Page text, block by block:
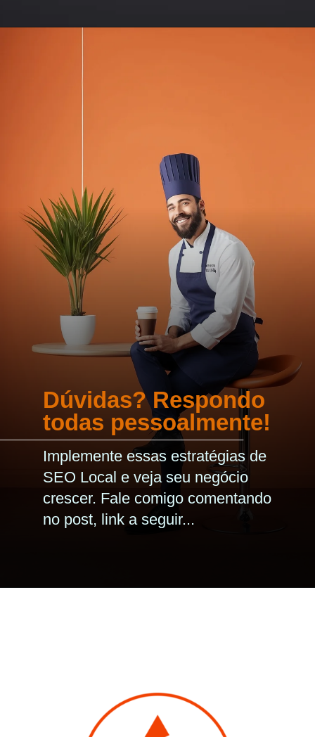
Dúvidas? Respondo
todas pessoalmente!
Implemente essas estratégias de
SEO Local e veja seu negócio
crescer. Fale comigo comentando
no post, link a seguir...